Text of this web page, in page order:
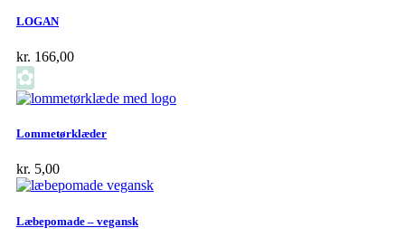
LOGAN
kr. 166,00
✿
Lommetørklæder
kr. 5,00
Læbepomade – vegansk